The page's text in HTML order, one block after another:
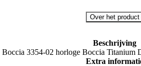
Over het product
Beschrijving
Boccia 3354-02 horloge Boccia Titanium
Extra